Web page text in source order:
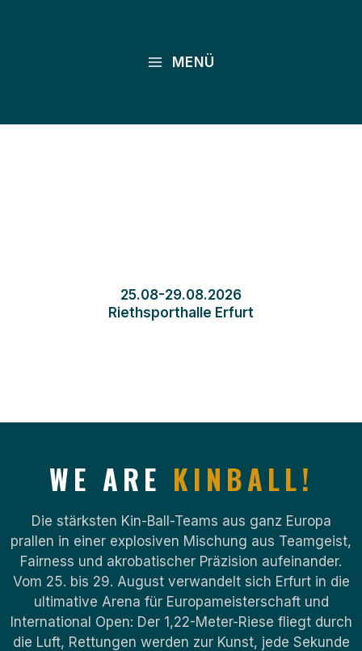
MENÜ
KIN BALL
25.08-29.08.2026
Riethsporthalle Erfurt
WE ARE KINBALL!
Die stärksten Kin-Ball-Teams aus ganz Europa
prallen in einer explosiven Mischung aus Teamgeist,
Fairness und akrobatischer Präzision aufeinander.
Vom 25. bis 29. August verwandelt sich Erfurt in die
ultimative Arena für Europameisterschaft und
International Open: Der 1,22-Meter-Riese fliegt durch
die Luft, Rettungen werden zur Kunst, jede Sekunde